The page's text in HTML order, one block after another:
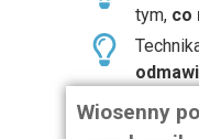
tym, co
Wiosenny